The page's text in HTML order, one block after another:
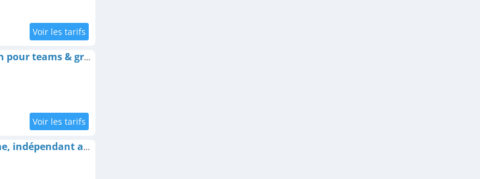
Appartement Cosy accommodation pour teams & groups & family avec parking
Chambre d'hôtes Beau studio calme, indépendant avec terrasse